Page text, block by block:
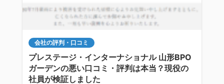
会社の評判・口コミ
プレステージ・インターナショナル 山形BPO
ガーデンの悪い口コミ・評判は本当？現役の
社員が検証しました